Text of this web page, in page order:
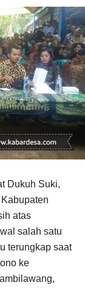
Dukuh Suki,
atas
salah satu
terungkap saat
ke